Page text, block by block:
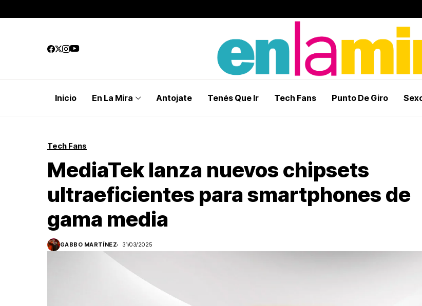
Inicio En La Mira Antojate Tenés Que Ir Tech Fans Punto De Giro
Tech Fans
MediaTek lanza nuevos chipsets
ultraeficientes para smartphones de
gama media
GABBO MARTÍNEZ 31/03/2025